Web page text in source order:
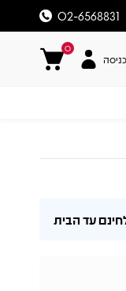
02-6568831
0
כניסה
עד הבית